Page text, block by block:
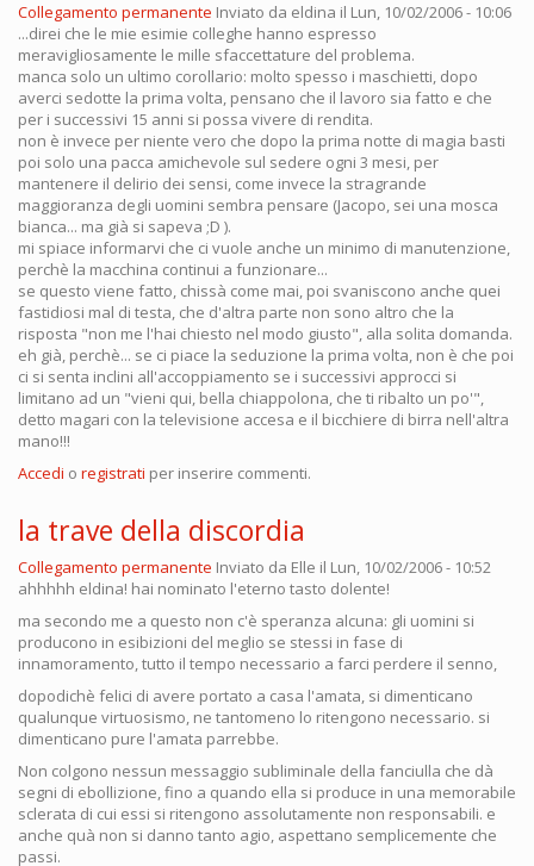
Collegamento permanente Inviato da eldina il Lun, 10/02/2006 - 10:06
...direi che le mie esimie colleghe hanno espresso
meravigliosamente le mille sfaccettature del problema.
manca solo un ultimo corollario: molto spesso i maschietti, dopo
averci sedotte la prima volta, pensano che il lavoro sia fatto e che
per i successivi 15 anni si possa vivere di rendita.
non è invece per niente vero che dopo la prima notte di magia basti
poi solo una pacca amichevole sul sedere ogni 3 mesi, per
mantenere il delirio dei sensi, come invece la stragrande
maggioranza degli uomini sembra pensare (Jacopo, sei una mosca
bianca... ma già si sapeva ;D ).
mi spiace informarvi che ci vuole anche un minimo di manutenzione,
perchè la macchina continui a funzionare...
se questo viene fatto, chissà come mai, poi svaniscono anche quei
fastidiosi mal di testa, che d'altra parte non sono altro che la
risposta "non me l'hai chiesto nel modo giusto", alla solita domanda.
eh già, perchè... se ci piace la seduzione la prima volta, non è che poi
ci si senta inclini all'accoppiamento se i successivi approcci si
limitano ad un "vieni qui, bella chiappolona, che ti ribalto un po'",
detto magari con la televisione accesa e il bicchiere di birra nell'altra
mano!!!
Accedi o registrati per inserire commenti.
la trave della discordia
Collegamento permanente Inviato da Elle il Lun, 10/02/2006 - 10:52
ahhhhh eldina! hai nominato l'eterno tasto dolente!
ma secondo me a questo non c'è speranza alcuna: gli uomini si
producono in esibizioni del meglio se stessi in fase di
innamoramento, tutto il tempo necessario a farci perdere il senno,
dopodichè felici di avere portato a casa l'amata, si dimenticano
qualunque virtuosismo, ne tantomeno lo ritengono necessario. si
dimenticano pure l'amata parrebbe.
Non colgono nessun messaggio subliminale della fanciulla che dà
segni di ebollizione, fino a quando ella si produce in una memorabile
sclerata di cui essi si ritengono assolutamente non responsabili. e
anche quà non si danno tanto agio, aspettano semplicemente che
passi.